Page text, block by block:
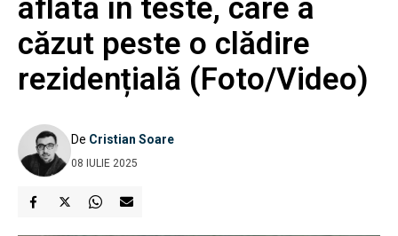
aflată în teste, care a
căzut peste o clădire
rezidențială (Foto/Video)
De Cristian Soare
08 IULIE 2025